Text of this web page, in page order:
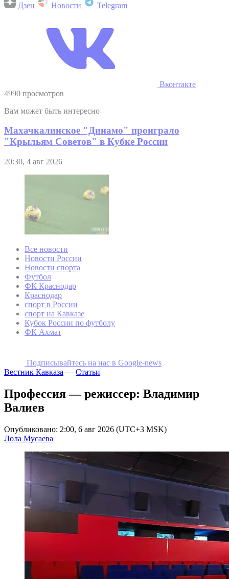
Дзен Новости Telegram
Вконтакте
4990 просмотров
Вам может быть интересно
Махачкалинское "Динамо" проиграло
"Крыльям Советов" в Кубке России
20:30, 4 авг 2026
Все новости
Новости России
Новости спорта
Футбол
ФК Краснодар
Краснодар
спорт в России
спорт на Кавказе
Кубок России по футболу
ФК Ахмат
Подписывайтесь на наc в Google-news
Вестник Кавказа — Статьи
Профессия — режиссер: Владимир
Валиев
Опубликовано: 2:00, 6 авг 2026 (UTC+3 MSK)
Лола Мусаева